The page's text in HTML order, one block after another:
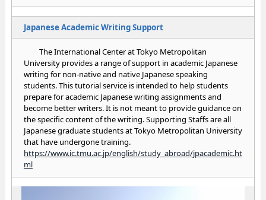
Japanese Academic Writing Support
The International Center at Tokyo Metropolitan
University provides a range of support in academic Japanese
writing for non-native and native Japanese speaking
students. This tutorial service is intended to help students
prepare for academic Japanese writing assignments and
become better writers. It is not meant to provide guidance on
the specific content of the writing. Supporting Staffs are all
Japanese graduate students at Tokyo Metropolitan University
that have undergone training.
https://www.ic.tmu.ac.jp/english/study_abroad/jpacademic.ht
ml